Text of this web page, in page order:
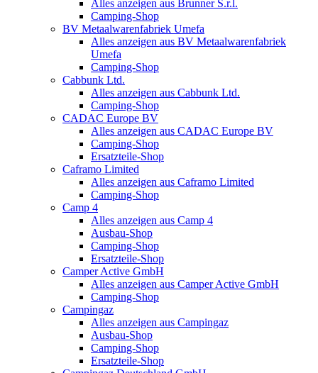
Alles anzeigen aus Brunner S.r.l.
Camping-Shop
BV Metaalwarenfabriek Umefa
Alles anzeigen aus BV Metaalwarenfabriek
Umefa
Camping-Shop
Cabbunk Ltd.
Alles anzeigen aus Cabbunk Ltd.
Camping-Shop
CADAC Europe BV
Alles anzeigen aus CADAC Europe BV
Camping-Shop
Ersatzteile-Shop
Caframo Limited
Alles anzeigen aus Caframo Limited
Camping-Shop
Camp 4
Alles anzeigen aus Camp 4
Ausbau-Shop
Camping-Shop
Ersatzteile-Shop
Camper Active GmbH
Alles anzeigen aus Camper Active GmbH
Camping-Shop
Campingaz
Alles anzeigen aus Campingaz
Ausbau-Shop
Camping-Shop
Ersatzteile-Shop